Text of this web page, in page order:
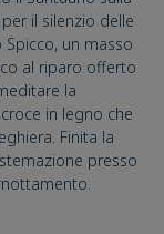
il silenzio delle
Spicco, un masso
al riparo offerto
la
in legno che
Finita la
presso